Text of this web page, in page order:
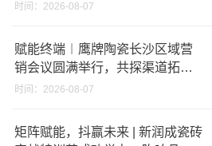
时间：2026-08-07
赋能终端︱鹰牌陶瓷长沙区域营
销会议圆满举行，共探渠道拓展
与门店升级新路径
时间：2026-08-07
矩阵赋能，抖赢未来 | 新润成瓷砖